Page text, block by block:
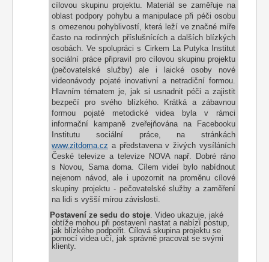
cílovou skupinu projektu. Materiál se zaměřuje na
oblast podpory pohybu a manipulace při péči osobu
s omezenou pohyblivostí, která leží ve značné míře
často na rodinných příslušnících a dalších blízkých
osobách. Ve spolupráci s Cirkem La Putyka Institut
sociální práce připravil pro cílovou skupinu projektu
(pečovatelské služby) ale i laické osoby nové
videonávody pojaté inovativní a netradiční formou.
Hlavním tématem je, jak si usnadnit péči a zajistit
bezpečí pro svého blízkého. Krátká a zábavnou
formou pojaté metodické videa byla v rámci
informační kampaně zveřejňována na Facebooku
Institutu sociální práce, na stránkách
www.zitdoma.cz a představena v živých vysíláních
České televize a televize NOVA např. Dobré ráno
s Novou, Sama doma. Cílem videí bylo nabídnout
nejenom návod, ale i upozornit na proměnu cílové
skupiny projektu - pečovatelské služby a zaměření
na lidi s vyšší mírou závislosti.
Postavení ze sedu do stoje. Video ukazuje, jaké
obtíže mohou při postavení nastat a nabízí postup,
jak blízkého podpořit. Cílová skupina projektu se
pomocí videa učí, jak správně pracovat se svými
klienty.